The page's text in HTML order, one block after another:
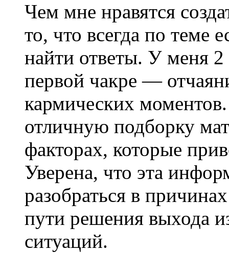
Чем мне нравятся
то, что всегда по теме
найти ответы. У меня
первой чакре —
кармических
отличную подборку
факторах, которые
Уверена, что эта
разобраться в
пути решения выхода
ситуаций.